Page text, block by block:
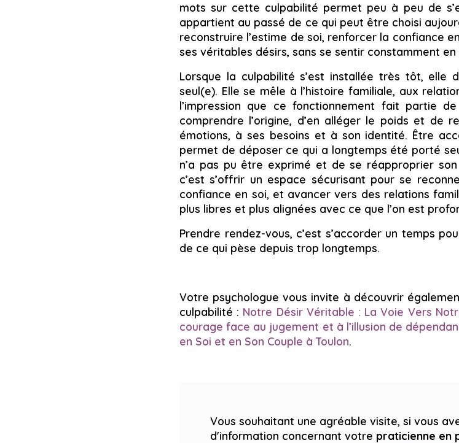
mots sur cette culpabilité permet peu à peu de
appartient au passé de ce qui peut être choisi
reconstruire l’estime de soi, renforcer la confiance
ses véritables désirs, sans se sentir constamment
Lorsque la culpabilité s’est installée très tôt, elle
seul(e). Elle se mêle à l’histoire familiale, aux
l’impression que ce fonctionnement fait partie
comprendre l’origine, d’en alléger le poids et de
émotions, à ses besoins et à son identité. Être
permet de déposer ce qui a longtemps été porté
n’a pas pu être exprimé et de se réapproprier
c’est s’offrir un espace sécurisant pour se
confiance en soi, et avancer vers des relations
plus libres et plus alignées avec ce que l’on est
Prendre rendez-vous, c’est s’accorder un temps
de ce qui pèse depuis trop longtemps.
Votre psychologue vous invite à découvrir
culpabilité : Notre Désir Véritable : La Voie Vers
courage face au jugement et à l’illusion de
en Soi et en Son Couple à Toulon.
Vous souhaitant une agréable visite, si vous
d'information concernant votre praticienne en